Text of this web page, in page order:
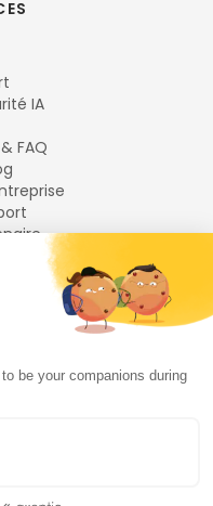
IA
FAQ
réservés.